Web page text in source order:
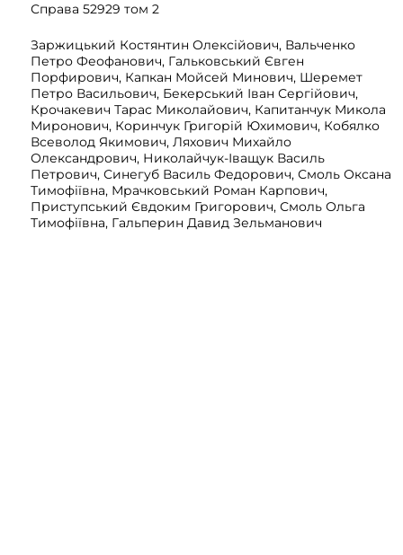
Справа 52929 том 2
Заржицький Костянтин Олексійович, Вальченко
Петро Феофанович, Гальковський Євген
Порфирович, Капкан Мойсей Минович, Шеремет
Петро Васильович, Бекерський Іван Сергійович,
Крочакевич Тарас Миколайович, Капитанчук Микола
Миронович, Коринчук Григорій Юхимович, Кобялко
Всеволод Якимович, Ляхович Михайло
Олександрович, Николайчук-Іващук Василь
Петрович, Синегуб Василь Федорович, Смоль Оксана
Тимофіївна, Мрачковський Роман Карпович,
Приступський Євдоким Григорович, Смоль Ольга
Тимофіївна, Гальперин Давид Зельманович